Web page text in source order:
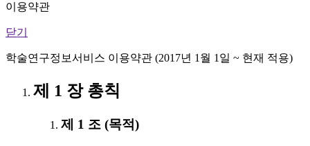
이용약관
닫기
학술연구정보서비스 이용약관 (2017년 1월 1일 ~ 현재 적용)
제 1 장 총칙
제 1 조 (목적)